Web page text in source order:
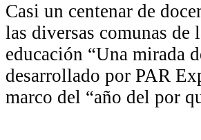
Casi un centenar de
las diversas comunas
educación “Una mirada
desarrollado por PAR
marco del “año del por